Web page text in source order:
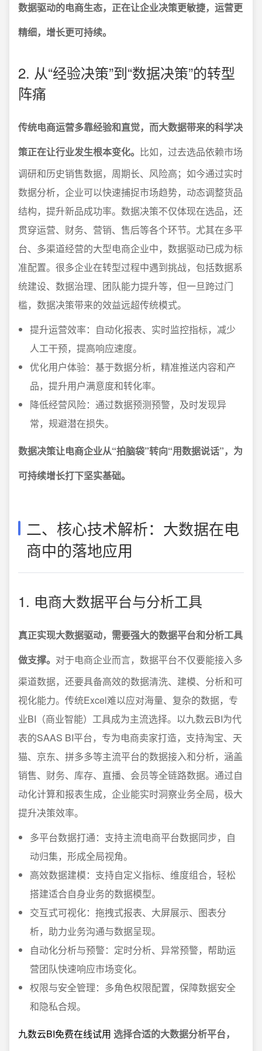
数据驱动的电商生态，正在让企业决策更敏捷，运营更
精细，增长更可持续。
2. 从“经验决策”到“数据决策”的转型
阵痛
传统电商运营多靠经验和直觉，而大数据带来的科学决
策正在让行业发生根本变化。 比如，过去选品依赖市场
调研和历史销售数据，周期长、风险高；如今通过实时
数据分析，企业可以快速捕捉市场趋势，动态调整货品
结构，提升新品成功率。数据决策不仅体现在选品，还
贯穿运营、财务、营销、售后等各个环节。尤其在多平
台、多渠道经营的大型电商企业中，数据驱动已成为标
准配置。很多企业在转型过程中遇到挑战，包括数据系
统建设、数据治理、团队能力提升等，但一旦跨过门
槛，数据决策带来的效益远超传统模式。
提升运营效率：自动化报表、实时监控指标，减少
人工干预，提高响应速度。
优化用户体验：基于数据分析，精准推送内容和产
品，提升用户满意度和转化率。
降低经营风险：通过数据预测预警，及时发现异
常，规避潜在损失。
数据决策让电商企业从“拍脑袋”转向“用数据说话”，为
可持续增长打下坚实基础。
二、核心技术解析：大数据在电
商中的落地应用
1. 电商大数据平台与分析工具
真正实现大数据驱动，需要强大的数据平台和分析工具
做支撑。 对于电商企业而言，数据平台不仅要能接入多
渠道数据，还要具备高效的数据清洗、建模、分析和可
视化能力。传统Excel难以应对海量、复杂的数据，专
业BI（商业智能）工具成为主流选择。以九数云BI为代
表的SAAS BI平台，专为电商卖家打造，支持淘宝、天
猫、京东、拼多多等主流平台的数据接入和分析，涵盖
销售、财务、库存、直播、会员等全链路数据。通过自
动化计算和报表生成，企业能实时洞察业务全局，极大
提升决策效率。
多平台数据打通：支持主流电商平台数据同步，自
动归集，形成全局视角。
高效数据建模：支持自定义指标、维度组合，轻松
搭建适合自身业务的数据模型。
交互式可视化：拖拽式报表、大屏展示、图表分
析，助力业务沟通与数据呈现。
自动化分析与预警：定时分析、异常预警，帮助运
营团队快速响应市场变化。
权限与安全管理：多角色权限配置，保障数据安全
和隐私合规。
九数云BI免费在线试用 选择合适的大数据分析平台，